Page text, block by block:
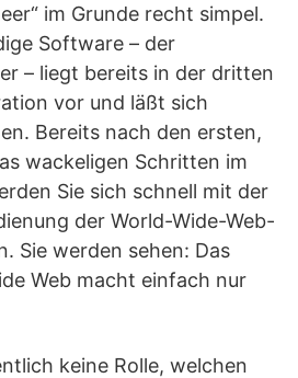
im Grunde recht simpel.
Software – der
– liegt bereits in der dritten
vor und läßt sich
Bereits nach den ersten,
wackeligen Schritten im
Sie sich schnell mit der
der World-Wide-Web-
Sie werden sehen: Das
Web macht einfach nur
keine Rolle, welchen